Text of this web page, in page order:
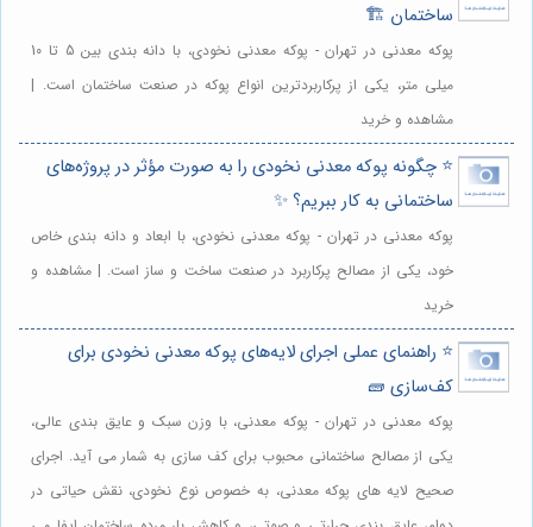
ساختمان 🏗️
پوکه معدنی در تهران - پوکه معدنی نخودی، با دانه بندی بین 5 تا 10
میلی متر، یکی از پرکاربردترین انواع پوکه در صنعت ساختمان است. |
مشاهده و خرید
⭐️ چگونه پوکه معدنی نخودی را به صورت مؤثر در پروژه‌های
ساختمانی به کار ببریم؟ ✨
پوکه معدنی در تهران - پوکه معدنی نخودی، با ابعاد و دانه بندی خاص
خود، یکی از مصالح پرکاربرد در صنعت ساخت و ساز است. | مشاهده و
خرید
⭐️ راهنمای عملی اجرای لایه‌های پوکه معدنی نخودی برای
کف‌سازی 🧱
پوکه معدنی در تهران - پوکه معدنی، با وزن سبک و عایق بندی عالی،
یکی از مصالح ساختمانی محبوب برای کف سازی به شمار می آید. اجرای
صحیح لایه های پوکه معدنی، به خصوص نوع نخودی، نقش حیاتی در